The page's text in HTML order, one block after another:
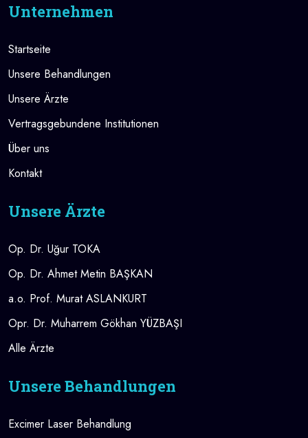
Unternehmen
Startseite
Unsere Behandlungen
Unsere Ärzte
Vertragsgebundene Institutionen
Über uns
Kontakt
Unsere Ärzte
Op. Dr. Uğur TOKA
Op. Dr. Ahmet Metin BAŞKAN
a.o. Prof. Murat ASLANKURT
Opr. Dr. Muharrem Gökhan YÜZBAŞI
Alle Ärzte
Unsere Behandlungen
Excimer Laser Behandlung